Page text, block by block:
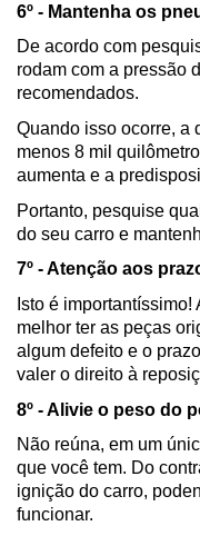
6º - Mantenha os
De acordo com
rodam com a pressão
recomendados.
Quando isso ocorre, a
menos 8 mil
aumenta e a
Portanto, pesquise
do seu carro e
7º - Atenção aos
Isto é
melhor ter as peças
algum defeito e o
valer o direito à
8º - Alivie o peso do
Não reúna, em um
que você tem. Do
ignição do carro,
funcionar.